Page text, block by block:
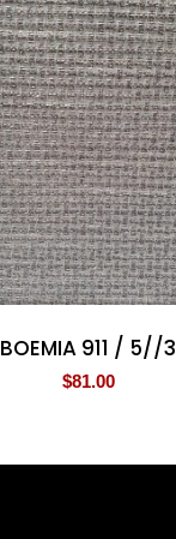
BOEMIA 911 / 5//3
$81.00